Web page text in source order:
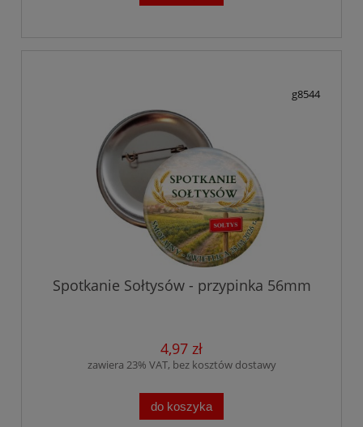
g8544
Spotkanie Sołtysów - przypinka 56mm
4,97 zł
zawiera 23% VAT, bez kosztów dostawy
do koszyka